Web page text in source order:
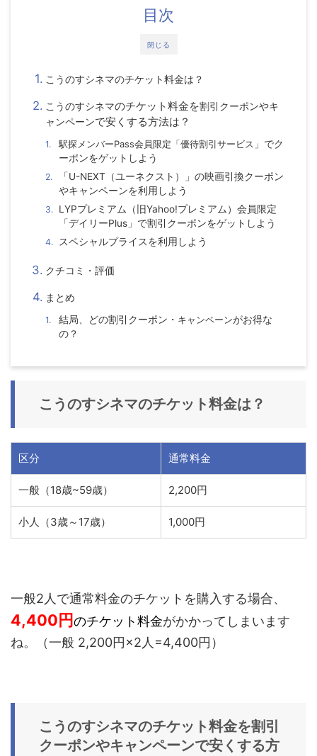
閉じる
目次
こうのすシネマのチケット料金は？
こうのすシネマのチケット料金を割引クーポンやキ
ャンペーンで安くする方法は？
駅探メンバーPass会員限定「優待割引サービス 」でク
ーポンをゲットしよう
「U-NEXT（ユーネクスト）」の映画引換クーポン
やキャンペーンを利用しよう
LYPプレミアム（旧Yahoo!プレミアム）会員限定
「デイリーPlus」で割引クーポンをゲットしよう
スペシャルプライスを利用しよう
クチコミ・評価
まとめ
結局、どの割引クーポン・ キャンペーンがお得な
の？
こうのすシネマのチケット料金は？
区分 通常料金
一般（18歳~59歳） 2,200円
小人（3歳～17歳） 1,000円
一般2人で通常料金のチケットを購入する場合、
4,400円のチケット料金がかかってしまいます
ね。（一般 2,200円×2人=4,400円）
こうのすシネマのチケット料金を割引
クーポンやキャンペーンで安くする方